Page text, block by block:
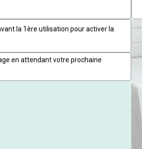
la 1ère utilisation pour activer la
en attendant votre prochaine